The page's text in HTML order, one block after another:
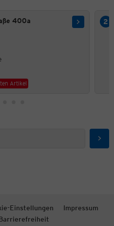
400a
Artikel
Einstellungen
Impressum